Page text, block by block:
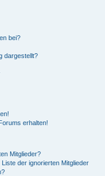
bei?
dargestellt?
erhalten!
Mitglieder?
der ignorierten Mitglieder